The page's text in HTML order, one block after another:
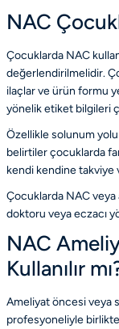
NAC
Çocuklarda NAC
değerlendirilmelidir.
ilaçlar ve ürün formu
yönelik etiket bilgileri
Özellikle solunum
belirtiler çocuklarda
kendi kendine takviye
Çocuklarda NAC veya
doktoru veya eczacı
NAC
Kullanılır
Ameliyat öncesi veya
profesyoneliyle